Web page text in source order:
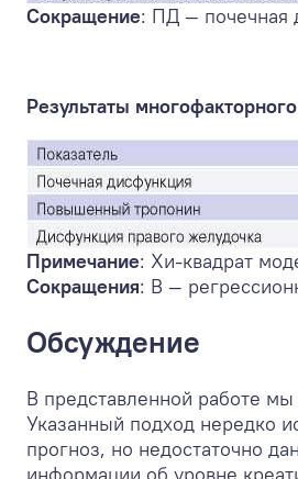
Сокращение: ПД — почечная
Результаты
Примечание: Хи-квадрат
Сокращения: В —
Обсуждение
В представленной работе
Указанный подход нередко
прогноз, но недостаточно